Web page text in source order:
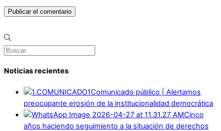
Noticias recientes
Comunicado público | Alertamos
preocupante erosión de la institucionalidad democrática
Cinco
años haciendo seguimiento a la situación de derechos